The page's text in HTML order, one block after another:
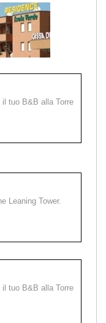
il tuo B&B alla Torre
Leaning Tower.
il tuo B&B alla Torre